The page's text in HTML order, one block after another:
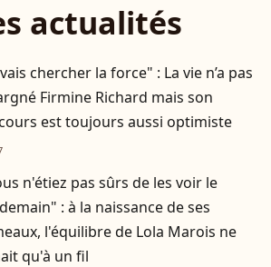
actualités
chercher la force" : La vie n’a pas
Firmine Richard mais son
est toujours aussi optimiste
n'étiez pas sûrs de les voir le
: à la naissance de ses
l'équilibre de Lola Marois ne
qu'à un fil